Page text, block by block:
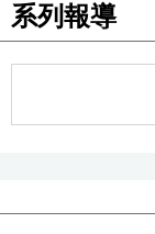
東京
系列報導